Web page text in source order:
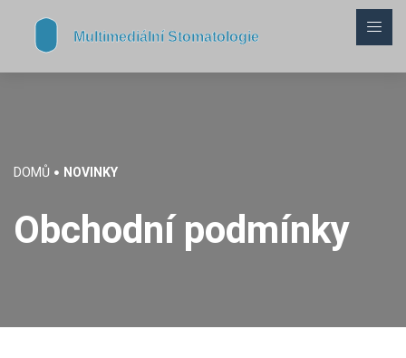
DOMŮ NOVINKY
Obchodní podmínky